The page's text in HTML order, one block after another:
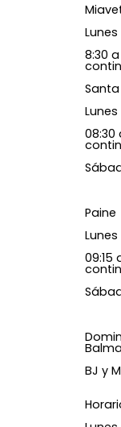
8:30
Santa
08:30
Paine
09:15
BJ y